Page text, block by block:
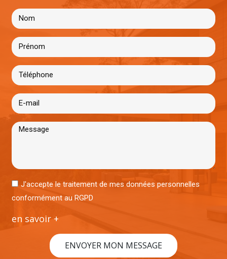
J'accepte le traitement de mes données personnelles
conformément au RGPD
en savoir +
ENVOYER MON MESSAGE